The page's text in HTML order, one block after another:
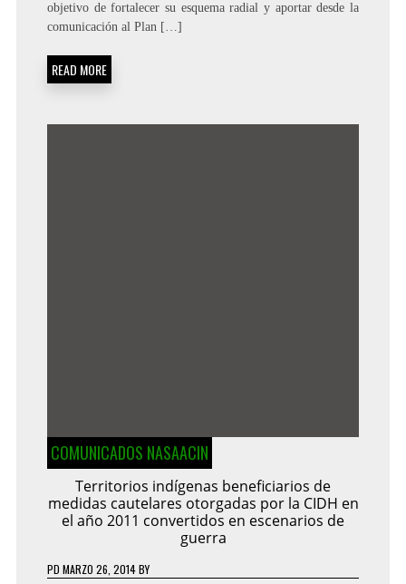
objetivo de fortalecer su esquema radial y aportar desde la
comunicación al Plan […]
READ MORE
COMUNICADOS NASAACIN
Territorios indígenas beneficiarios de
medidas cautelares otorgadas por la CIDH en
el año 2011 convertidos en escenarios de
guerra
PD MARZO 26, 2014BY